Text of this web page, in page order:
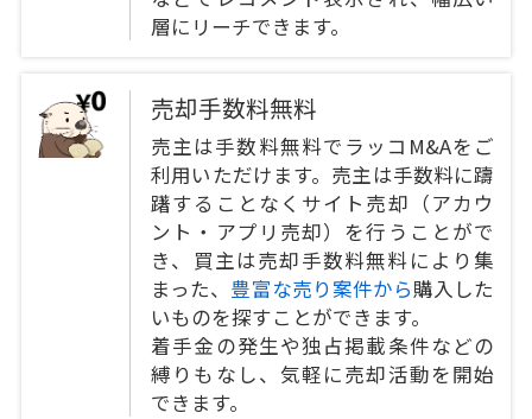
層にリーチできます。
売却手数料無料
売主は手数料無料でラッコM&Aをご
利用いただけます。売主は手数料に躊
躇することなくサイト売却（アカウ
ント・アプリ売却）を行うことがで
き、買主は売却手数料無料により集
まった、 豊富な売り案件から購入した
いものを探すことができます。
着手金の発生や独占掲載条件などの
縛りもなし、気軽に売却活動を開始
できます。